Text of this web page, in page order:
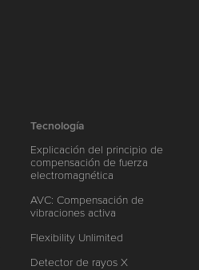
Tecnología
Explicación del principio de
compensación de fuerza
electromagnética
AVC: Compensación de
vibraciones activa
Flexibility Unlimited
Detector de rayos X